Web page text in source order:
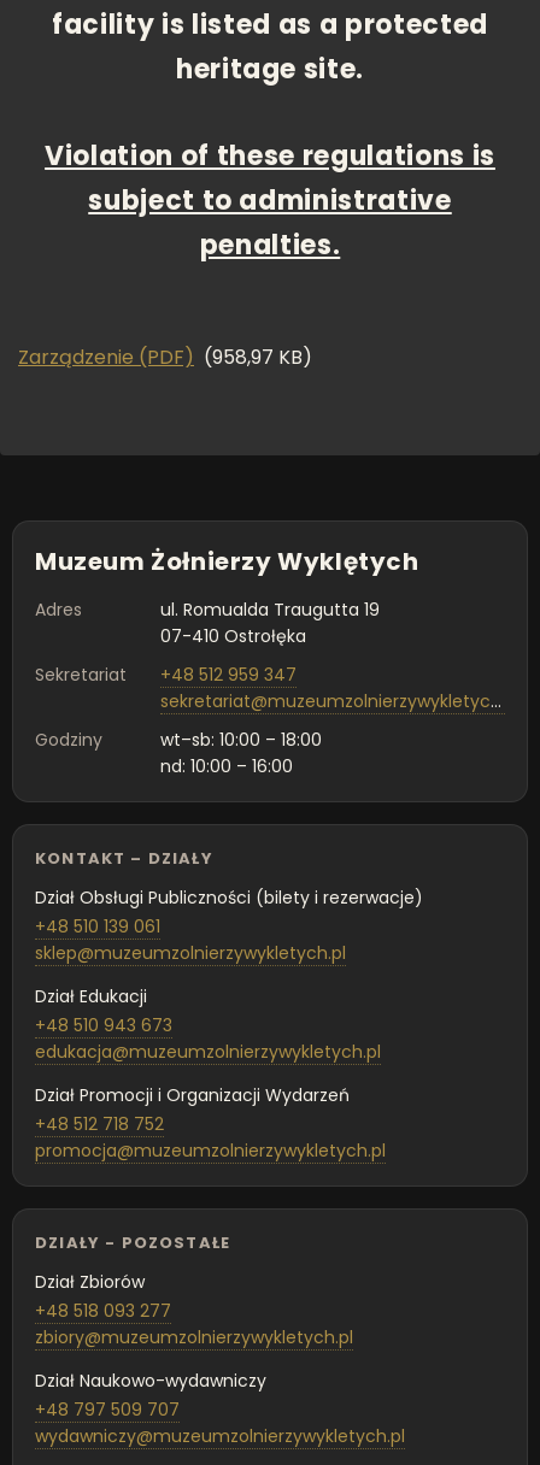
facility is listed as a protected
heritage site.
Violation of these regulations is
subject to administrative
penalties.
Zarządzenie (PDF) (958,97 KB)
Muzeum Żołnierzy Wyklętych
Adres
ul. Romualda Traugutta 19
07-410 Ostrołęka
Sekretariat
+48 512 959 347
sekretariat@muzeumzolnierzywykletych.pl
Godziny
wt–sb: 10:00 – 18:00
nd: 10:00 – 16:00
KONTAKT – DZIAŁY
Dział Obsługi Publiczności (bilety i rezerwacje)
+48 510 139 061
sklep@muzeumzolnierzywykletych.pl
Dział Edukacji
+48 510 943 673
edukacja@muzeumzolnierzywykletych.pl
Dział Promocji i Organizacji Wydarzeń
+48 512 718 752
promocja@muzeumzolnierzywykletych.pl
DZIAŁY - POZOSTAŁE
Dział Zbiorów
+48 518 093 277
zbiory@muzeumzolnierzywykletych.pl
Dział Naukowo-wydawniczy
+48 797 509 707
wydawniczy@muzeumzolnierzywykletych.pl